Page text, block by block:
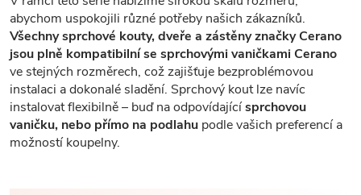
abychom uspokojili různé potřeby našich zákazníků.
Všechny sprchové kouty, dveře a zástěny značky Cerano
jsou plně kompatibilní se sprchovými vaničkami Cerano
ve stejných rozměrech, což zajišťuje bezproblémovou
instalaci a dokonalé sladění. Sprchový kout lze navíc
instalovat flexibilně – buď na odpovídajícísprchovou
vaničku, nebo přímo na podlahu podle vašich preferencí a
možností koupelny.